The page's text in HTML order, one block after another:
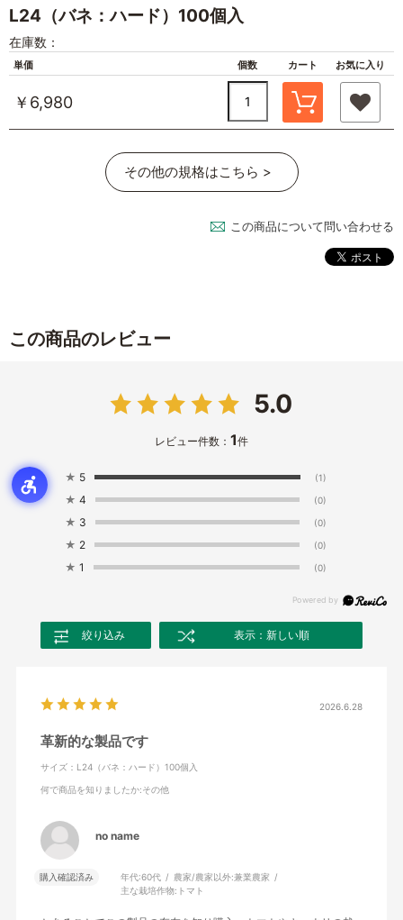
L24（バネ：ハード）100個入
在庫数：
単価 個数 カート お気に入り
￥6,980
その他の規格はこちら >
この商品について問い合わせる
この商品のレビュー
5.0
レビュー件数： 1件
★ 5 (1)
★ 4 (0)
★ 3 (0)
★ 2 (0)
★ 1 (0)
絞り込み 表示：新しい順
2026.6.28
革新的な製品です
サイズ：L24（バネ：ハード）100個入
何で商品を知りましたか:その他
no name
購入確認済み 年代:60代 農家/農家以外:兼業農家
主な栽培作物: トマト